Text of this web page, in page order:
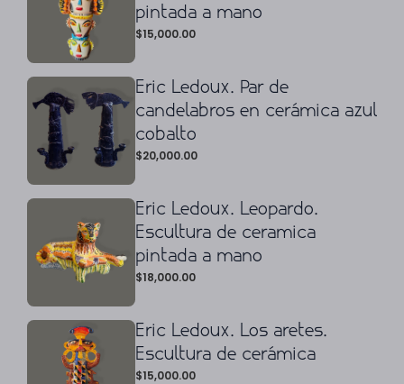
pintada a mano
$15,000.00
Eric Ledoux. Par de
candelabros en cerámica azul
cobalto
$20,000.00
Eric Ledoux. Leopardo.
Escultura de ceramica
pintada a mano
$18,000.00
Eric Ledoux. Los aretes.
Escultura de cerámica
$15,000.00